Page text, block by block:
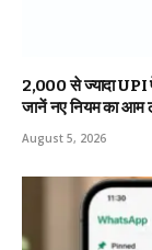
₹2,000 से ज्यादा
जानें नए नियम का आम
August 5, 2026